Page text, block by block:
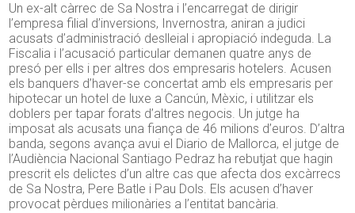
Un ex-alt càrrec de Sa Nostra i l’encarregat de dirigir
l’empresa filial d’inversions, Invernostra, aniran a judici
acusats d’administració deslleial i apropiació indeguda. La
Fiscalia i l’acusació particular demanen quatre anys de
presó per ells i per altres dos empresaris hotelers. Acusen
els banquers d’haver-se concertat amb els empresaris per
hipotecar un hotel de luxe a Cancún, Mèxic, i utilitzar els
doblers per tapar forats d’altres negocis. Un jutge ha
imposat als acusats una fiança de 46 milions d’euros. D’altra
banda, segons avança avui el Diario de Mallorca, el jutge de
l’Audiència Nacional Santiago Pedraz ha rebutjat que hagin
prescrit els delictes d’un altre cas que afecta dos excàrrecs
de Sa Nostra, Pere Batle i Pau Dols. Els acusen d’haver
provocat pèrdues milionàries a l’entitat bancària.